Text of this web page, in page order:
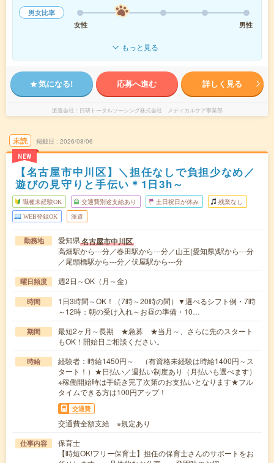
男女比率
女性
男性
もっと見る
気になる! 応募へ進む 詳しく見る
派遣会社 日研トータルソーシング株式会社 メディカルケア事業部
未読
NEW
掲載日 2026/08/06
【名古屋市中川区】＼担任なしで負担少なめ／
遊びの見守りと手伝い＊1日3h～
職種未経験OK 交通費別途支給あり 土日祝日が休み 残業なし
WEB登録OK 派遣
勤務地 愛知県名古屋市中川区
高畑駅から---分／春田駅から---分／山王(愛知県)駅から---分
／尾頭橋駅から---分／伏屋駅から---分
曜日頻度 週2日～OK（月～金）
時間
1日3時間～OK！（7時～20時の間）▼選べるシフト例・7時
～12時：朝の受け入れ～お昼の準備・10…
期間
最短2ヶ月～長期 ★急募 ★当月～、さらに先のスタート
もOK！開始日ご相談ください。
時給
経験者：時給1450円～ （有資格未経験は時給1400円～ス
タート！）★日払い／週払い制度あり（月払いも選べます）
※稼働開始時は手続き完了次第のお支払いとなります★フル
タイムできる方は100円アップ！
交通費
交通費全額支給 ※規定あり
仕事内容
保育士
【時短OK!フリー保育士】担任の保育士さんのサポートをお